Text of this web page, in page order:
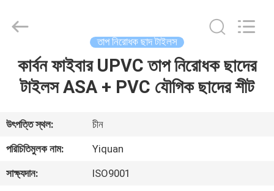
বাড়ি
আমাদের
সম্পর্কে
Building
Material
Reserved.
তাপ নিরোধক ছাদ টাইলস
কার্বন ফাইবার UPVC তাপ নিরোধক ছাদের
টাইলস ASA + PVC যৌগিক ছাদের শীট
উৎপত্তি স্থল:
চীন
পরিচিতিমুলক নাম:
Yiquan
সাক্ষ্যদান:
ISO9001